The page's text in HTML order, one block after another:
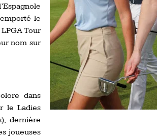
le
Tour
nom sur
dans
le Ladies
dernière
joueuses
Lacoste Ladies Open 2025 :
de retour à Deauville
Aphrodite Hills Team Cup 2025 :
Chypre